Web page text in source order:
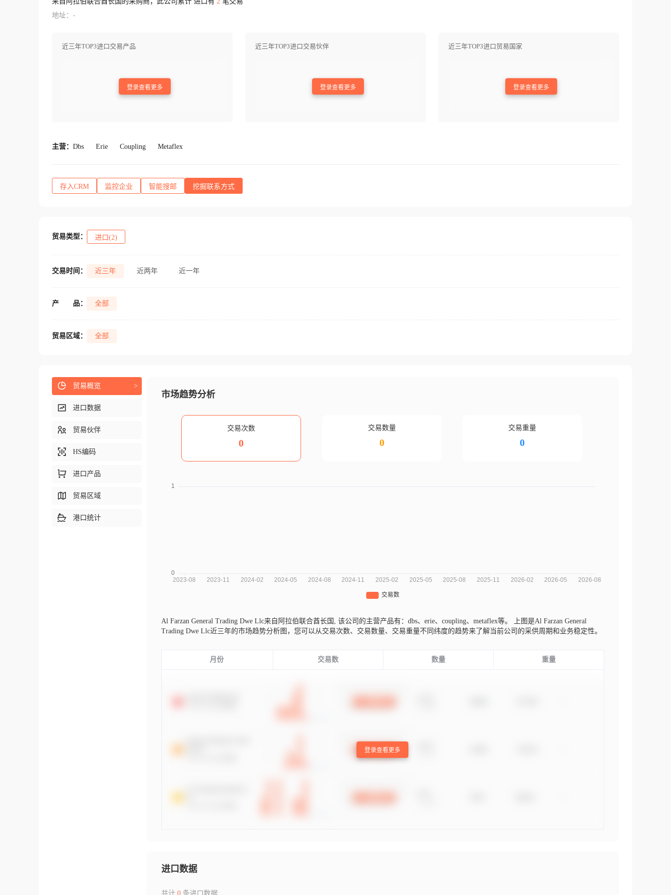
地址：-
近三年TOP3进口交易产品
登录查看更多
近三年TOP3进口交易伙伴
登录查看更多
近三年TOP3进口贸易国家
登录查看更多
主营： Dbs Erie Coupling Metaflex
存入CRM 监控企业 智能搜邮 挖掘联系方式
贸易类型： 进口(2)
交易时间： 近三年 近两年 近一年
产 品： 全部
贸易区域： 全部
市场趋势分析
交易次数
0
交易数量
0
交易重量
0
Al Farzan General Trading Dwe Llc来自阿拉伯联合酋长国, 该公司的主营产品有：dbs、erie、coupling、metaflex等。
上图是Al Farzan General
Trading Dwe Llc近三年的市场趋势分析图，您可以从交易次数、交易数量、交易重量不同纬度的趋势来了解当前公司的采供周期和业务稳定性。
月份 交易数 数量 重量
登录查看更多
进口数据
共计 0条进口数据
贸易概览 >
进口数据
贸易伙伴
HS编码
进口产品
贸易区域
港口统计